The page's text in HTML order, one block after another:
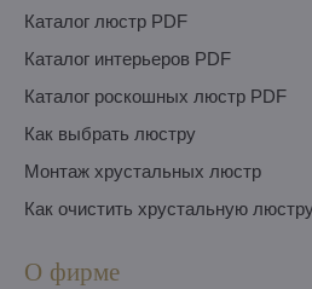
Каталог люстр PDF
Каталог интерьеров PDF
Каталог роскошных люстр PDF
Как выбрать люстру
Монтаж хрустальных люстр
Как очистить хрустальную
О фирме